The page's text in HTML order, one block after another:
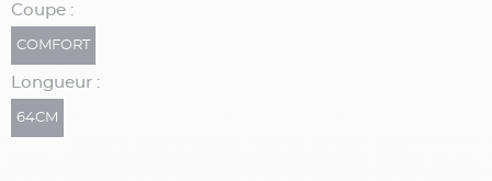
Coupe :
COMFORT
Longueur :
64CM